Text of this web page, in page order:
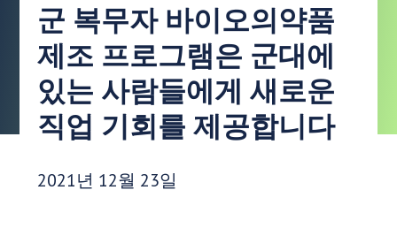
군 복무자 바이오의약품
제조 프로그램은 군대에
있는 사람들에게 새로운
직업 기회를 제공합니다
게시 날짜:
2021년 12월 23일